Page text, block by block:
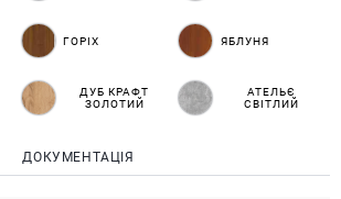
ГОРІХ ЯБЛУНЯ
ДУБ КРАФТ
ЗОЛОТИЙ
АТЕЛЬЄ
СВІТЛИЙ
ДОКУМЕНТАЦІЯ